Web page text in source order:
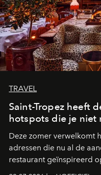
TRAVEL
Saint-Tropez heeft
hotspots die je niet
Deze zomer verwelkomt
adressen die nu al de
restaurant geïnspireerd